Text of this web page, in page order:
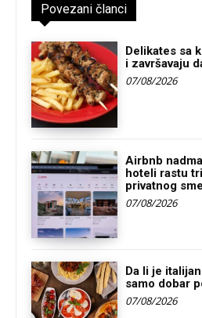
Povezani članci
Delikates sa
i završavaju
07/08/2026
Airbnb
hoteli rastu
privatnog
07/08/2026
Da li je
samo dobar
07/08/2026